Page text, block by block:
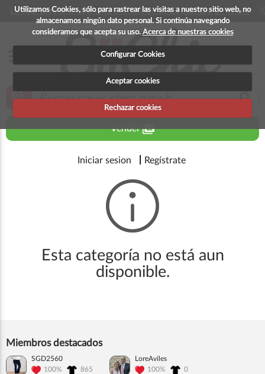
Utilizamos Cookies, sólo para rastrear las visitas a nuestro sitio web, no
almacenamos ningún dato personal. Si continúa navegando
consideramos que acepta su uso. Acerca de nuestras cookies
Configurar Cookies
Aceptar cookies
Rechazar cookies
La app para android esta en fase beta, disponible en breve
zoom_in search
Venderperm_media
Iniciar sesion Regístrate
Esta categoría no está aun
disponible.
Miembros destacados
SGD2560
100%
865
LoreAviles
100%
0